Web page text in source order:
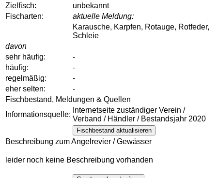
Zielfisch:
unbekannt
Fischarten:
aktuelle Meldung:
Karausche, Karpfen, Rotauge, Rotfeder,
Schleie
davon
sehr häufig:
-
häufig:
-
regelmäßig:
-
eher selten:
-
Fischbestand, Meldungen & Quellen
Informationsquelle:
Internetseite zuständiger Verein /
Verband / Händler / Bestandsjahr 2020
Fischbestand aktualisieren
Beschreibung zum Angelrevier / Gewässer
leider noch keine Beschreibung vorhanden